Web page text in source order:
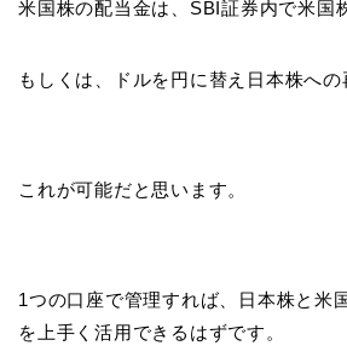
米国株の配当金は、SBI証券内で米国
もしくは、ドルを円に替え日本株への
これが可能だと思います。
1つの口座で管理すれば、日本株と米
を上手く活用できるはずです。